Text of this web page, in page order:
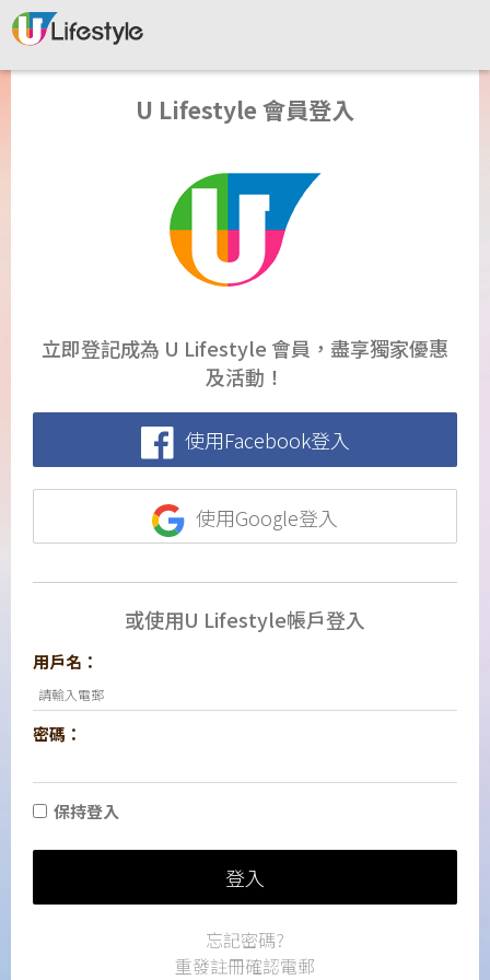
U Lifestyle 會員登入
立即登記成為 U Lifestyle 會員，盡享獨家優惠
及活動！
使用Facebook登入
使用Google登入
或使用U Lifestyle帳戶登入
用戶名：
密碼：
保持登入
登入
忘記密碼?
重發註冊確認電郵